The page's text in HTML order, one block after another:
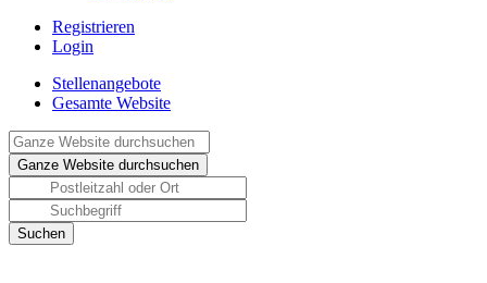
Registrieren
Login
Stellenangebote
Gesamte Website